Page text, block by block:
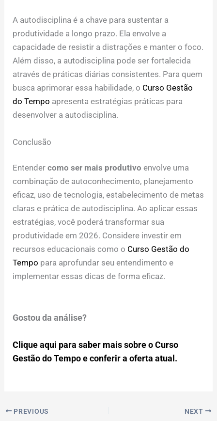
A autodisciplina é a chave para sustentar a
produtividade a longo prazo. Ela envolve a
capacidade de resistir a distrações e manter o foco.
Além disso, a autodisciplina pode ser fortalecida
através de práticas diárias consistentes. Para quem
busca aprimorar essa habilidade, o Curso Gestão
do Tempo apresenta estratégias práticas para
desenvolver a autodisciplina.
Conclusão
Entendercomo ser mais produtivo envolve uma
combinação de autoconhecimento, planejamento
eficaz, uso de tecnologia, estabelecimento de metas
claras e prática de autodisciplina. Ao aplicar essas
estratégias, você poderá transformar sua
produtividade em 2026. Considere investir em
recursos educacionais como o Curso Gestão do
Tempo para aprofundar seu entendimento e
implementar essas dicas de forma eficaz.
Gostou da análise?
Clique aqui para saber mais sobre o Curso
Gestão do Tempo e conferir a oferta atual.
PREVIOUS NEXT